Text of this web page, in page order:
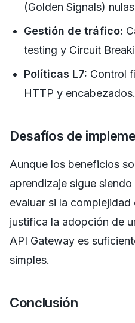
(Golden Signals)
Gestión de tráfico:
testing y Circuit
Políticas L7: Control
HTTP y encabezados.
Desafíos de
Aunque los beneficios
aprendizaje sigue
evaluar si la
justifica la adopción de
API Gateway es
simples.
Conclusión